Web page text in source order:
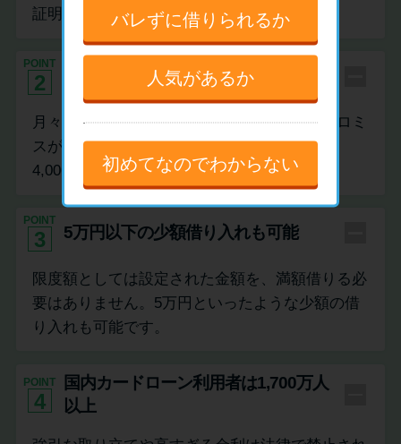
証明書が必要になります。
POINT
2 月々の返済額は￥1,000～設定可能
月々の返済額は、お借入後残高に応じて、プロミ
スが1,000円、アコムが1,000円、アイフルは
4,000円から設定可能です。
POINT
3 5万円以下の少額借り入れも可能
限度額としては設定された金額を、満額借りる必
要はありません。5万円といったような少額の借
り入れも可能です。
POINT
4
国内カードローン利用者は1,700万人
以上
バレずに借りられるか
人気があるか
初めてなのでわからない